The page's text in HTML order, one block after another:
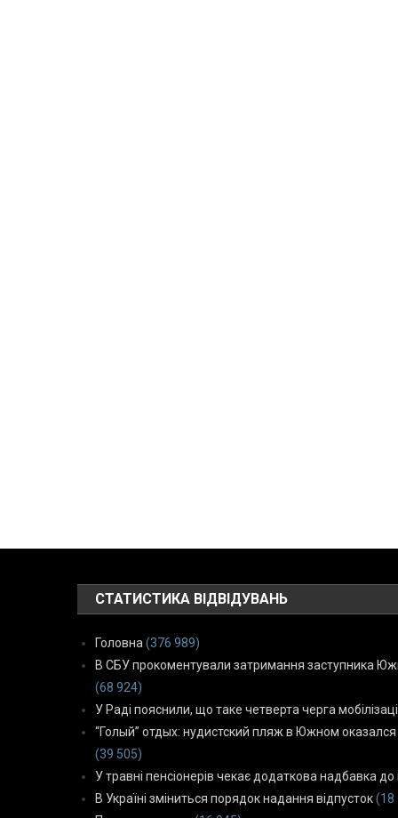
СТАТИСТИКА ВІДВІДУВАНЬ
Головна (376 989)
В СБУ прокоментували затримання заступника
(68 924)
У Раді пояснили, що таке четверта черга
“Голый” отдых: нудистский пляж в Южном
(39 505)
У травні пенсіонерів чекає додаткова надбавка до
В Україні зміниться порядок надання відпусток (18